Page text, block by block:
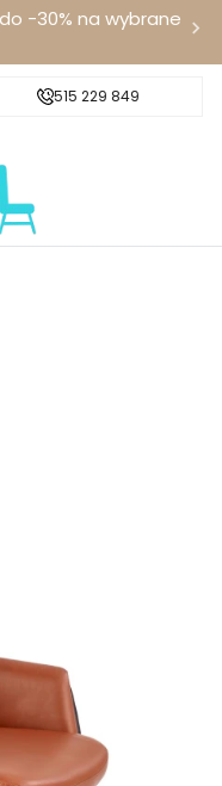
-30% na wybrane
dostawa od 100 zł
515 229 849